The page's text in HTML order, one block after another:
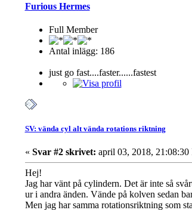
Furious Hermes
Full Member
Antal inlägg: 186
just go fast....faster......fastest
SV: vända cyl alt vända rotations riktning
« Svar #2 skrivet: april 03, 2018, 21:08:30
Hej!
Jag har vänt på cylindern. Det är inte så
ur i andra änden. Vände på kolven sedan
Men jag har samma rotationsriktning som